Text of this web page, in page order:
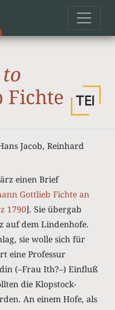
to
Fichte
Jacob, Reinhard
einen Brief
Gottlieb Fichte an
1790]. Sie übergab
auf dem Lindenhofe.
sie wolle sich für
eine Professur
(–Frau Ith?–) Einfluß
die Klopstock-
An einem Hofe, als